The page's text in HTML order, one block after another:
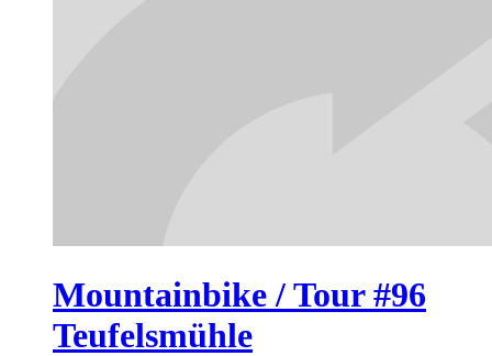
Mountainbike / Tour #96
Teufelsmühle